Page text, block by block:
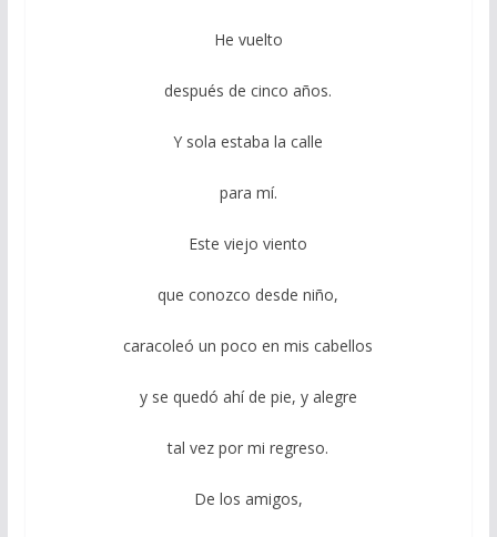
He vuelto
después de cinco años.
Y sola estaba la calle
para mí.
Este viejo viento
que conozco desde niño,
caracoleó un poco en mis cabellos
y se quedó ahí de pie, y alegre
tal vez por mi regreso.
De los amigos,